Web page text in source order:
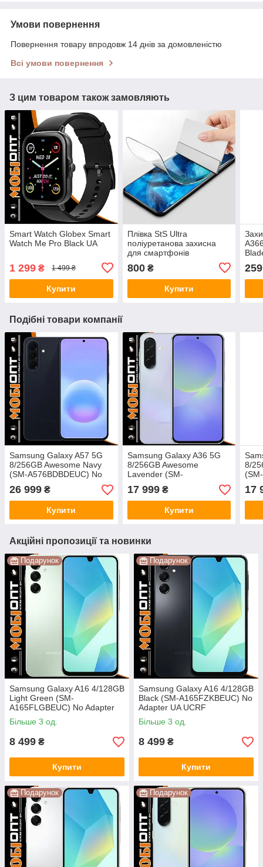
Умови повернення
Повернення товару впродовж 14 днів за домовленістю
Всі умови повернення
З цим товаром також замовляють
Smart Watch Globex Smart
Watch Me Pro Black UA
1 299 ₴ 1 499 ₴
Купити
Плівка StS Ultra
поліуретанова захисна
для смартфонів
800₴
Купити
259
Подібні товари компанії
Samsung Galaxy A57 5G
8/256GB Awesome Navy
(SM-A576BDBDEUC) No
Adapter UA UCRF
26 999 ₴
Купити
Samsung Galaxy A36 5G
8/256GB Awesome
Lavender (SM-
A366BLVGEUC) No
Adapter UA UCRF
17 999₴
Купити
8/
17
Акційні пропозиції та новинки
Подарунок
Samsung Galaxy A16 4/128GB
Light Green (SM-
A165FLGBEUС) No Adapter
UA UCRF
Більше 3 од.
8 499 ₴
Купити
Подарунок
Samsung Galaxy A16 4/128GB
Black (SM-A165FZKBEUC) No
Adapter UA UCRF
Більше 3 од.
8 499 ₴
Купити
Подарунок Подарунок